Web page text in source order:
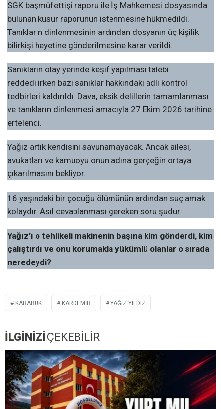
SGK başmüfettişi raporu ile İş Mahkemesi dosyasında
bulunan kusur raporunun istenmesine hükmedildi.
Tanıkların dinlenmesinin ardından dosyanın üç kişilik
bilirkişi heyetine gönderilmesine karar verildi.
Sanıkların olay yerinde keşif yapılması talebi
reddedilirken bazı sanıklar hakkındaki adli kontrol
tedbirleri kaldırıldı. Dava, eksik delillerin tamamlanması
ve tanıkların dinlenmesi amacıyla 27 Ekim 2026 tarihine
ertelendi.
Yağız artık kendisini savunamayacak. Ancak ailesi,
avukatları ve kamuoyu onun adına gerçeğin ortaya
çıkarılmasını bekliyor.
16 yaşındaki bir çocuğu ölümünün ardından suçlamak
kolaydır. Asıl cevaplanması gereken soru şudur:
Yağız’ı o tehlikeli makinenin başına kim gönderdi, kim
çalıştırdı ve onu korumakla yükümlü olanlar o sırada
neredeydi?
KARABÜK KARDEMİR YAĞIZ YILDIZ
İLGİNİZİÇEKEBİLİR